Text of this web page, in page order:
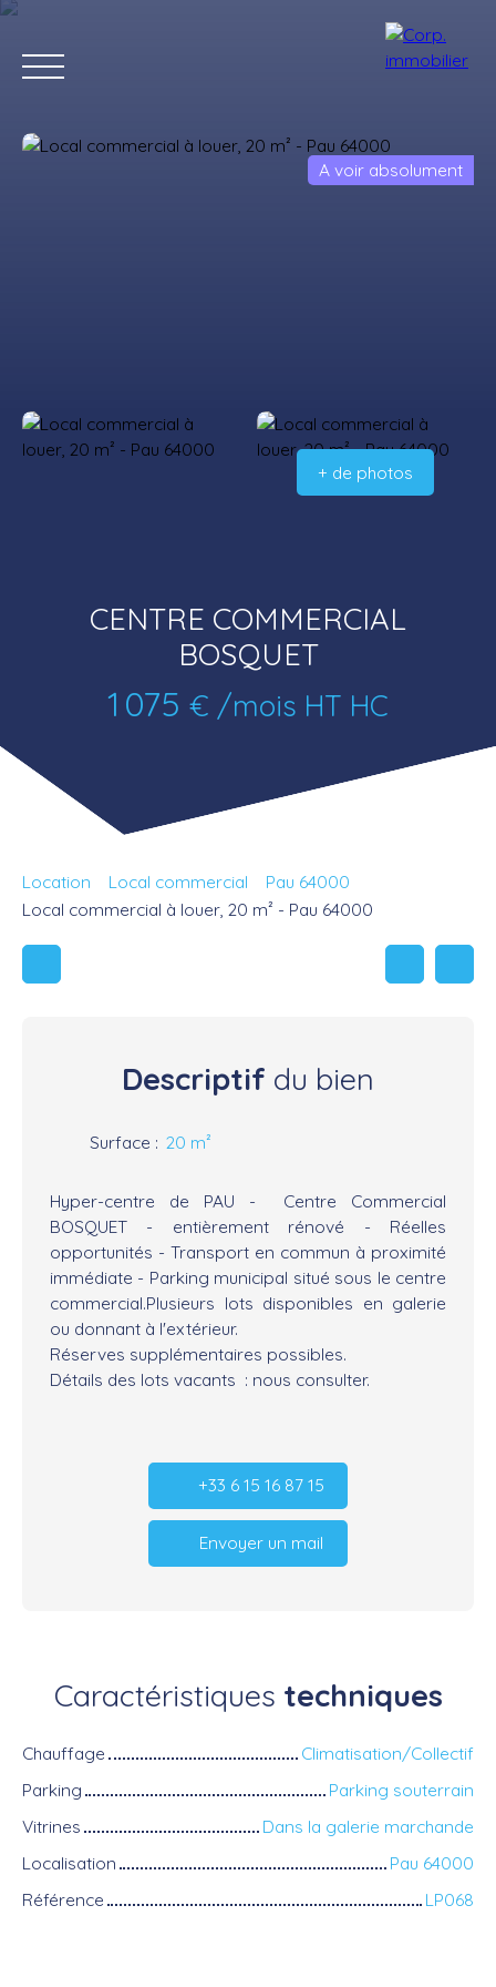
A voir absolument
+ de photos
CENTRE COMMERCIAL
BOSQUET
1 075 € /mois HT HC
Location Local commercial
Pau 64000
Local commercial à louer, 20 m² - Pau 64000
Descriptif du bien
Surface : 20 m²
Hyper-centre de PAU - Centre Commercial
BOSQUET - entièrement rénové - Réelles
opportunités - Transport en commun à proximité
immédiate - Parking municipal situé sous le centre
commercial.Plusieurs lots disponibles en galerie
ou donnant à l'extérieur.
Réserves supplémentaires possibles.
Détails des lots vacants : nous consulter.
+33 6 15 16 87 15
Envoyer un mail
Caractéristiques techniques
Chauffage
Climatisation/Collectif
Parking
Parking souterrain
Vitrines
Dans la galerie marchande
Localisation
Pau 64000
Référence
LP068